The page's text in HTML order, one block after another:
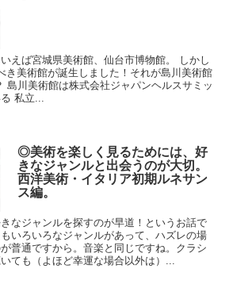
えば宮城県美術館、仙台市博物館。 しかし
き美術館が誕生しました！それが島川美術館
島川美術館は株式会社ジャパンヘルスサミッ
私立...
◎美術を楽しく見るためには、好
きなジャンルと出会うのが大切。
西洋美術・イタリア初期ルネサン
ス編。
なジャンルを探すのが早道！というお話で
いろいろなジャンルがあって、ハズレの場
普通ですから。音楽と同じですね。クラシ
ても（よほど幸運な場合以外は）...